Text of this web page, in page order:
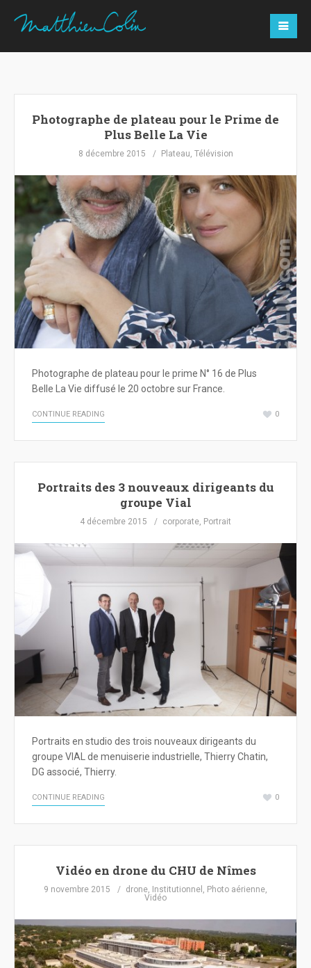
Photographe de plateau pour le Prime de
Plus Belle La Vie
8 décembre 2015 Plateau, Télévision
Photographe de plateau pour le prime N° 16 de Plus
Belle La Vie diffusé le 20 octobre sur France.
CONTINUE READING 0
Portraits des 3 nouveaux dirigeants du
groupe Vial
4 décembre 2015 corporate, Portrait
Portraits en studio des trois nouveaux dirigeants du
groupe VIAL de menuiserie industrielle, Thierry Chatin,
DG associé, Thierry.
CONTINUE READING 0
Vidéo en drone du CHU de Nîmes
9 novembre 2015 drone, Institutionnel , Photo aérienne,
Vidéo